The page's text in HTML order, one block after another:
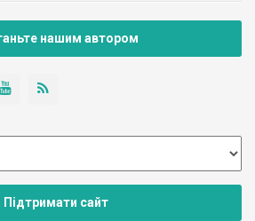
нашим автором
Підтримати сайт